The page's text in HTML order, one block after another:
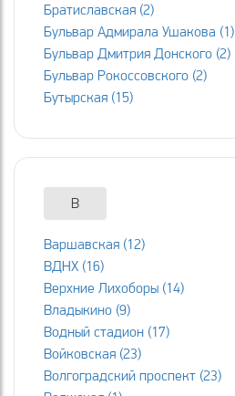
Братиславская (2)
Бульвар Адмирала Ушакова (1)
Бульвар Дмитрия Донского (2)
Бульвар Рокоссовского (2)
Бутырская (15)
В
Варшавская (12)
ВДНХ (16)
Верхние Лихоборы (14)
Владыкино (9)
Водный стадион (17)
Войковская (23)
Волгоградский проспект (23)